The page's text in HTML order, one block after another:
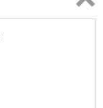
Topp